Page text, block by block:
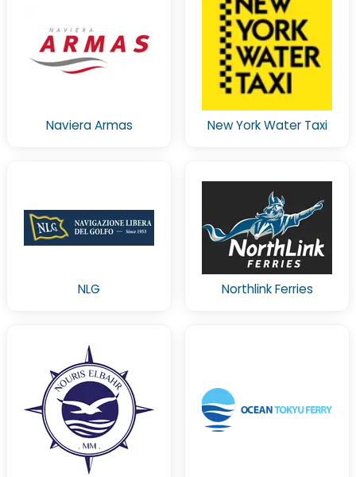
Naviera Armas New York Water Taxi
NLG Northlink Ferries